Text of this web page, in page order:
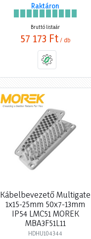
Raktáron
Bruttó listaár
57 173 Ft / db
Kábelbevezető Multigate
1x15-25mm 50x7-13mm
IP54 LMC51 MOREK
MBA3F51L11
HDHU104344